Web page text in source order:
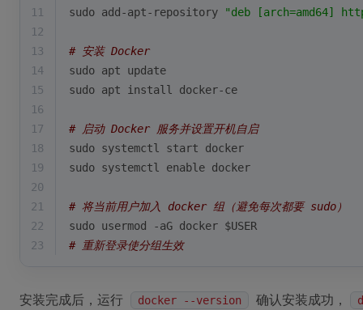
11
sudo add-apt-repository
"deb [arch=amd64]
12
13
# 安装 Docker
14
sudo apt update
15
sudo apt install docker-ce
16
17
# 启动 Docker 服务并设置开机自启
18
sudo systemctl start docker
19
sudo systemctl enable docker
20
21
# 将当前用户加入 docker 组（避免每次都要 sudo）
22
sudo usermod -aG docker $USER
23
# 重新登录使分组生效
安装完成后，运行 docker --version 确认安装成功，